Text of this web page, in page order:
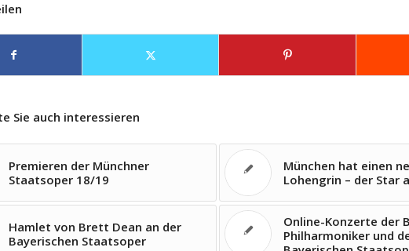
Sie auch interessieren
Premieren der Münchner
Staatsoper 18/19
München hat einen
Lohengrin – der Star
Hamlet von Brett Dean an der
Bayerischen Staatsoper
Online-Konzerte der
Philharmoniker und